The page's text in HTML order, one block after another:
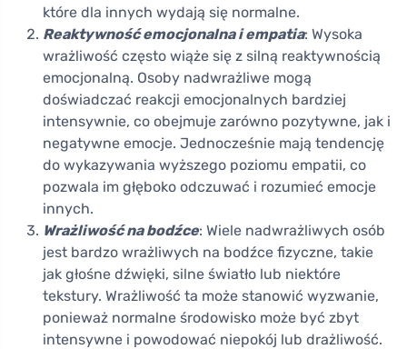
które dla innych wydają się normalne.
Reaktywność emocjonalna i empatia: Wysoka
wrażliwość często wiąże się z silną reaktywnością
emocjonalną. Osoby nadwrażliwe mogą
doświadczać reakcji emocjonalnych bardziej
intensywnie, co obejmuje zarówno pozytywne, jak i
negatywne emocje. Jednocześnie mają tendencję
do wykazywania wyższego poziomu empatii, co
pozwala im głęboko odczuwać i rozumieć emocje
innych.
Wrażliwość na bodźce: Wiele nadwrażliwych osób
jest bardzo wrażliwych na bodźce fizyczne, takie
jak głośne dźwięki, silne światło lub niektóre
tekstury. Wrażliwość ta może stanowić wyzwanie,
ponieważ normalne środowisko może być zbyt
intensywne i powodować niepokój lub drażliwość.